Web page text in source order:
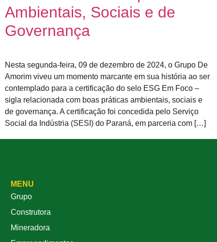
Ambientais, Sociais e de
Governança
Nesta segunda-feira, 09 de dezembro de 2024, o Grupo De
Amorim viveu um momento marcante em sua história ao ser
contemplado para a certificação do selo ESG Em Foco –
sigla relacionada com boas práticas ambientais, sociais e
de governança. A certificação foi concedida pelo Serviço
Social da Indústria (SESI) do Paraná, em parceria com […]
MENU
Grupo
Construtora
Mineradora